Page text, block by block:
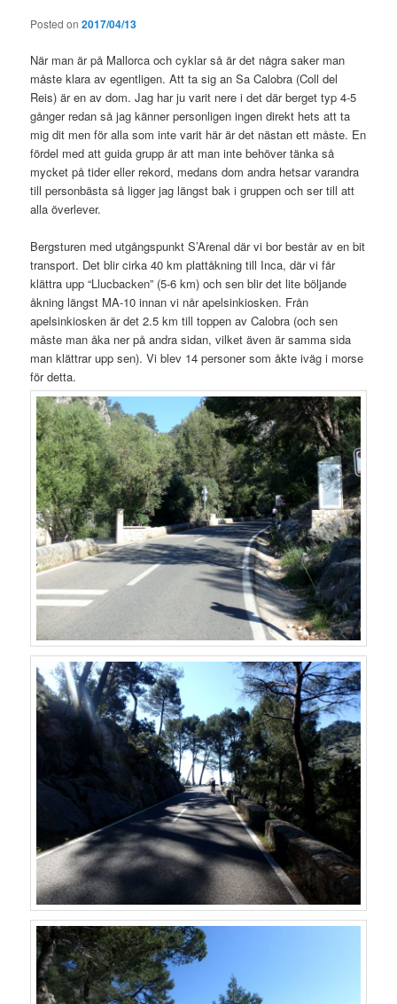
Posted on2017/04/13
När man är på Mallorca och cyklar så är det några saker man
måste klara av egentligen. Att ta sig an Sa Calobra (Coll del
Reis) är en av dom. Jag har ju varit nere i det där berget typ 4-5
gånger redan så jag känner personligen ingen direkt hets att ta
mig dit men för alla som inte varit här är det nästan ett måste. En
fördel med att guida grupp är att man inte behöver tänka så
mycket på tider eller rekord, medans dom andra hetsar varandra
till personbästa så ligger jag längst bak i gruppen och ser till att
alla överlever.
Bergsturen med utgångspunkt S’Arenal där vi bor består av en bit
transport. Det blir cirka 40 km plattåkning till Inca, där vi får
klättra upp “Llucbacken” (5-6 km) och sen blir det lite böljande
åkning längst MA-10 innan vi når apelsinkiosken. Från
apelsinkiosken är det 2.5 km till toppen av Calobra (och sen
måste man åka ner på andra sidan, vilket även är samma sida
man klättrar upp sen). Vi blev 14 personer som åkte iväg i morse
för detta.